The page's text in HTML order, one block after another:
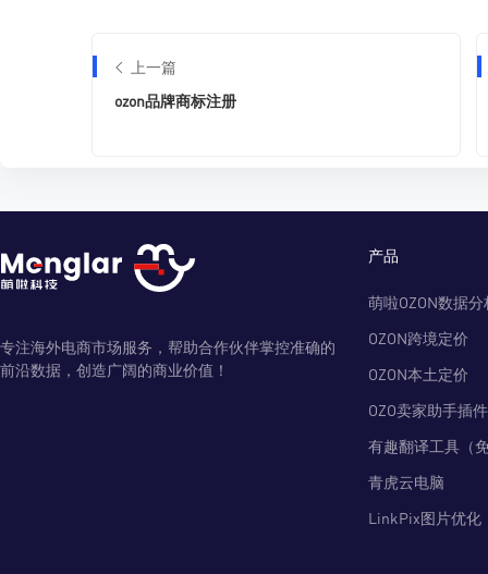
上一篇
ozon品牌商标注册
专注海外电商市场服务，帮助合作伙伴掌控准确的
前沿数据，创造广阔的商业价值！
产品
萌啦OZON数据分
OZON跨境定价
OZON本土定价
OZO卖家助手插件
有趣翻译工具（
青虎云电脑
LinkPix图片优化